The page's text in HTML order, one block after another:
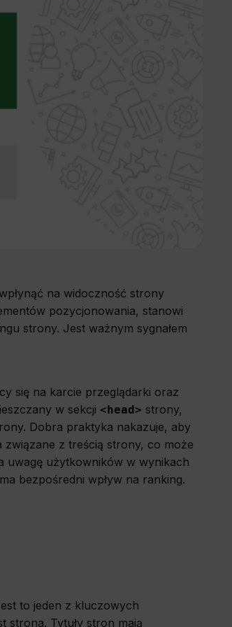
na widoczność strony
pozycjonowania, stanowi
strony. Jest ważnym sygnałem
się na karcie przeglądarki oraz
w sekcji <head> strony,
Dobra praktyka nakazuje, aby
związane z treścią strony, co może
uwagę użytkowników w wynikach
bezpośredni wpływ na ranking.
to jeden z kluczowych
strona. Tytuły stron mają